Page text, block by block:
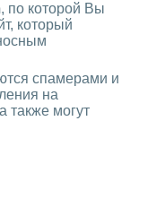
, по которой Вы
который
спамерами и
на
также могут